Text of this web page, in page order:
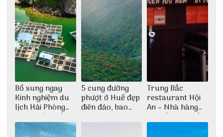
Bổ sung ngay
Kinh nghiệm du
lịch Hải Phòng
2022 mới nhất
5 cung đường
phượt ở Huế đẹp
điên đảo, bao
dịch
Trung Bắc
restaurant Hội
An – Nhà hàng
cao lầu có thiết
kế vô cùng ấn